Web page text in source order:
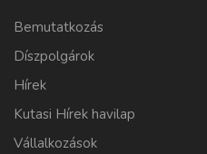
Bemutatkozás
Díszpolgárok
Hírek
Kutasi Hírek havilap
Vállalkozások